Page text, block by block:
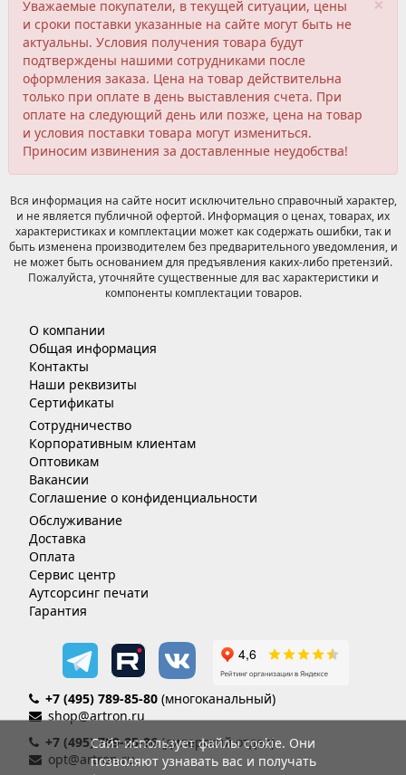
Уважаемые покупатели, в текущей ситуации, цены
и сроки поставки указанные на сайте могут быть не
актуальны. Условия получения товара будут
подтверждены нашими сотрудниками после
оформления заказа. Цена на товар действительна
только при оплате в день выставления счета. При
оплате на следующий день или позже, цена на товар
и условия поставки товара могут измениться.
Приносим извинения за доставленные неудобства!
Вся информация на сайте носит исключительно справочный характер,
и не является публичной офертой. Информация о ценах, товарах, их
характеристиках и комплектации может как содержать ошибки, так и
быть изменена производителем без предварительного уведомления, и
не может быть основанием для предъявления каких-либо претензий.
Пожалуйста, уточняйте существенные для вас характеристики и
компоненты комплектации товаров.
О компании
Общая информация
Контакты
Наши реквизиты
Сертификаты
Сотрудничество
Корпоративным клиентам
Оптовикам
Вакансии
Соглашение о конфиденциальности
Обслуживание
Доставка
Оплата
Сервис центр
Аутсорсинг печати
Гарантия
+7 (495) 789-85-80 (многоканальный)
shop@artron.ru
+7 (495) 789-85-86(дилерский отдел)
opt@artron.ru
Сайт использует файлы cookie. Они
позволяют узнавать вас и получать